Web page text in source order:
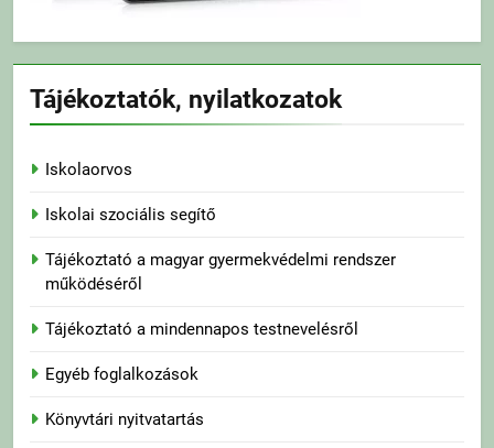
Tájékoztatók, nyilatkozatok
Iskolaorvos
Iskolai szociális segítő
Tájékoztató a magyar gyermekvédelmi rendszer
működéséről
Tájékoztató a mindennapos testnevelésről
Egyéb foglalkozások
Könyvtári nyitvatartás